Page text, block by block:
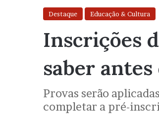
Destaque Educação & Cultura
Inscrições
saber
Provas serão
completar a pré-